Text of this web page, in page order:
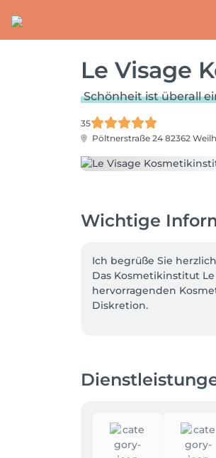
Le Visage
Schönheit ist überall
35
Pöltnerstraße 24 82362
Wichtige
Ich begrüße Sie
Das Kosmetikinstitut
hervorragenden
Diskretion.
hochwirksame
Genießen Sie
Mein Studio ist mit
High-Tech Geräte im